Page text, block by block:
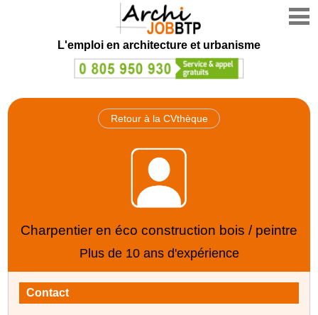
L'emploi en architecture et urbanisme
Retour à la CVthèque
Charpentier en éco construction bois / peintre
Plus de 10 ans d'expérience
Contact